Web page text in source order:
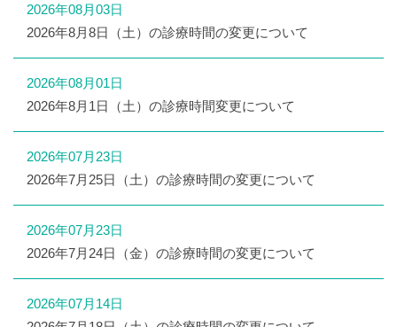
2026年08月03日
2026年8月8日（土）の診療時間の変更について
2026年08月01日
2026年8月1日（土）の診療時間変更について
2026年07月23日
2026年7月25日（土）の診療時間の変更について
2026年07月23日
2026年7月24日（金）の診療時間の変更について
2026年07月14日